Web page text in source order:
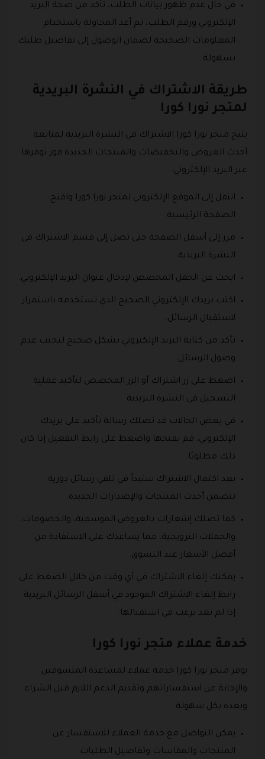
في حال عدم ظهور بيانات الطلب، تأكد من صحة البريد
الإلكتروني ورقم الطلب، ثم أعد المحاولة باستخدام
المعلومات الصحيحة لضمان الوصول إلى تفاصيل طلبك
بسهولة.
طريقة الاشتراك في النشرة البريدية
لمتجر نورا كورا
يتيح متجر نورا كورا الاشتراك في النشرة البريدية لمتابعة
أحدث العروض والتخفيضات والمنتجات الجديدة فور توفرها
عبر البريد الإلكتروني.
انتقل إلى الموقع الإلكتروني لمتجر نورا كورا وافتح
الصفحة الرئيسية.
مرر إلى أسفل الصفحة حتى تصل إلى قسم الاشتراك في
النشرة البريدية.
ابحث عن الحقل المخصص لإدخال عنوان البريد الإلكتروني.
اكتب بريدك الإلكتروني الصحيح الذي تستخدمه باستمرار
لاستقبال الرسائل.
تأكد من كتابة البريد الإلكتروني بشكل صحيح لتجنب عدم
وصول الرسائل.
اضغط على زر اشتراك أو الزر المخصص لتأكيد عملية
التسجيل في النشرة البريدية.
في بعض الحالات قد تصلك رسالة تأكيد على بريدك
الإلكتروني، قم بفتحها واضغط على رابط التفعيل إذا كان
ذلك مطلوبًا.
بعد اكتمال الاشتراك ستبدأ في تلقي رسائل دورية
تتضمن أحدث المنتجات والإصدارات الجديدة.
كما تصلك إشعارات بالعروض الموسمية، والخصومات،
والحملات الترويجية، مما يساعدك على الاستفادة من
أفضل الأسعار عند التسوق.
يمكنك إلغاء الاشتراك في أي وقت من خلال الضغط على
رابط إلغاء الاشتراك الموجود في أسفل الرسائل البريدية
إذا لم تعد ترغب في استقبالها.
خدمة عملاء متجر نورا كورا
يوفر متجر نورا كورا خدمة عملاء لمساعدة المتسوقين
والإجابة عن استفساراتهم وتقديم الدعم اللازم قبل الشراء
وبعده بكل سهولة.
يمكن التواصل مع خدمة العملاء للاستفسار عن
المنتجات والمقاسات وتفاصيل الطلبات.